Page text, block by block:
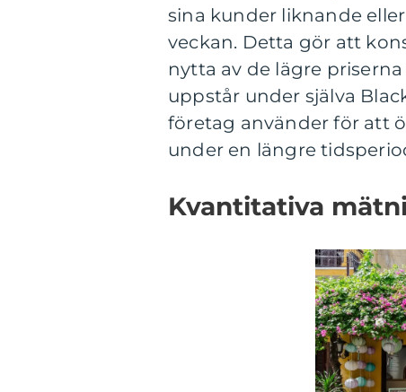
sina kunder liknande
veckan. Detta gör att
nytta av de lägre
uppstår under själva
företag använder för att
under en längre
Kvantitativa